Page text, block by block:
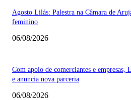
Agosto Lilás: Palestra na Câmara de
feminino
06/08/2026
Com apoio de comerciantes e
e anuncia nova parceria
06/08/2026